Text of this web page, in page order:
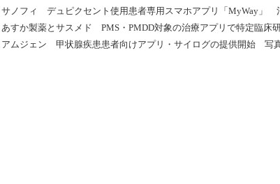
サノフィ デュピクセント使用患者専用スマホアプリ「MyWay」
あすか製薬とサスメド PMS・PMDD対象の治療アプリで特定臨床
アムジェン 甲状腺疾患患者向けアプリ・サイログの提供開始 写